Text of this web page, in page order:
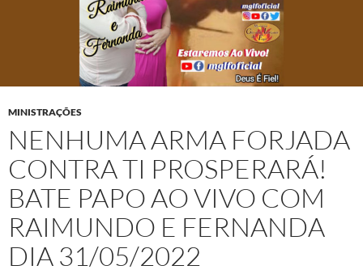
MINISTRAÇÕES
NENHUMA ARMA FORJADA
CONTRA TI PROSPERARÁ!
BATE PAPO AO VIVO COM
RAIMUNDO E FERNANDA
DIA 31/05/2022